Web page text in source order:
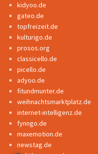
kidyoo.de
gateo.de
topfreizeit.de
kulturigo.de
prosos.org
classicello.de
picello.de
adyoo.de
fitundmunter.de
weihnachtsmarktplatz.de
internet-intelligenz.de
fynngo.de
maxemotion.de
newstag.de